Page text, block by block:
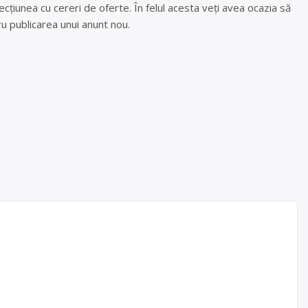
cu cereri de oferte. În felul acesta veți avea ocazia să
publicarea unui anunt nou.